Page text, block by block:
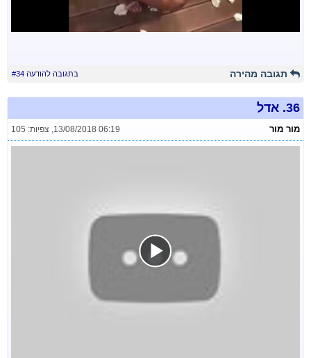
תגובה מהירה בתגובה להודעה #34
36. אדל
מור מור 13/08/2018 06:19
, צפיות: 105